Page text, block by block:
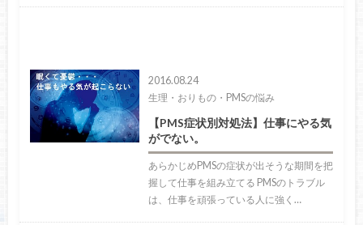
2016.08.24
生理・おりもの・PMSの悩み
【PMS症状別対処法】仕事にやる気
がでない。
あらかじめPMSの症状が出そうな期間を把
握して仕事を組み立てる PMSのトラブル
は、仕事を頑張っている人に強く…